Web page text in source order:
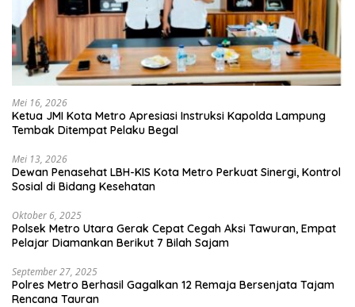
Mei 16, 2026
Ketua JMI Kota Metro Apresiasi Instruksi Kapolda Lampung
Tembak Ditempat Pelaku Begal
Mei 13, 2026
Dewan Penasehat LBH-KIS Kota Metro Perkuat Sinergi, Kontrol
Sosial di Bidang Kesehatan
Oktober 6, 2025
Polsek Metro Utara Gerak Cepat Cegah Aksi Tawuran, Empat
Pelajar Diamankan Berikut 7 Bilah Sajam
September 27, 2025
Polres Metro Berhasil Gagalkan 12 Remaja Bersenjata Tajam
Rencana Tauran